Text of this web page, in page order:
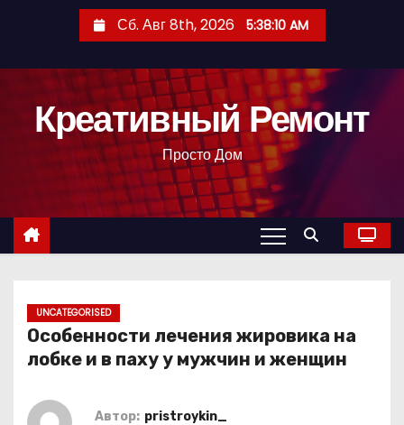
с
Сб. Авг 8th, 2026 5:38:11 AM
Креативный Ремонт
Просто Дом
UNCATEGORISED
Особенности лечения жировика на
лобке и в паху у мужчин и женщин
Автор: pristroykin_